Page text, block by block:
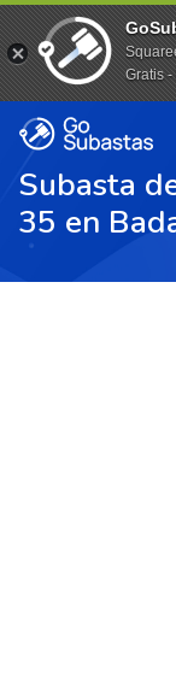
Subasta
35 en
Gratis